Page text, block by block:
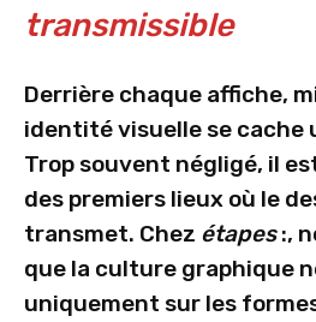
transmissible
Derrière chaque affiche,
identité visuelle se cache
Trop souvent négligé, il
des premiers lieux où le
transmet. Chez étapes:,
que la culture graphique
uniquement sur les